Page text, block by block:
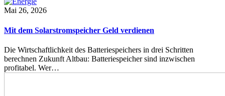
Mai 26, 2026
Mit dem Solarstromspeicher Geld verdienen
Die Wirtschaftlichkeit des Batteriespeichers in drei Schritten
berechnen Zukunft Altbau: Batteriespeicher sind inzwischen
profitabel. Wer…